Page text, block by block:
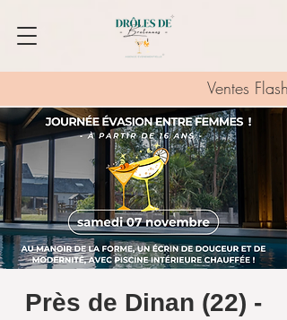
Ventes Flash :
Près de Dinan (22) -